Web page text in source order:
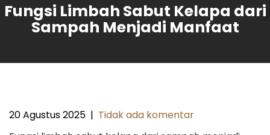
Fungsi Limbah Sabut Kelapa dari
Sampah Menjadi Manfaat
20 Agustus 2025 | Tidak ada komentar